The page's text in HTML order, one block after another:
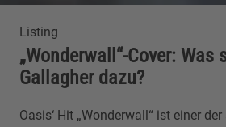
Listing
„Wonderwall“-Cover: Was
Gallagher dazu?
Oasis‘ Hit „Wonderwall“ ist einer